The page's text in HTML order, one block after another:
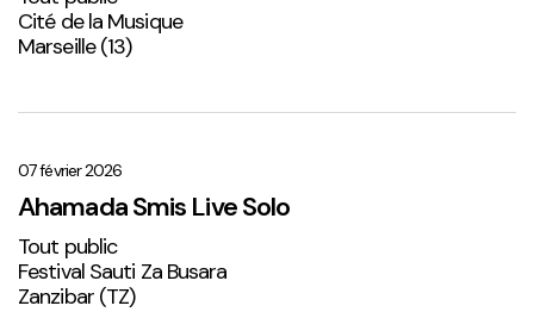
Cité de la Musique
Marseille (13)
Live
Solo
1
07 février 2026
Ahamada Smis Live Solo
Tout public
Festival Sauti Za Busara
Zanzibar (TZ)